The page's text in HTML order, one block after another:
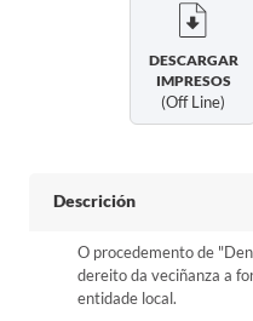
DESCARGAR
IMPRESOS
(off Line)
Descrición
O procedemento de
dereito da veciñanza a
entidade local.